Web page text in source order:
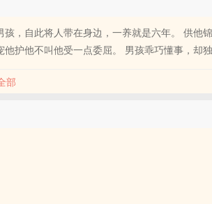
，自此将人带在身边，一养就是六年。 供他锦
护他不叫他受一点委屈。 男孩乖巧懂事，却独
部